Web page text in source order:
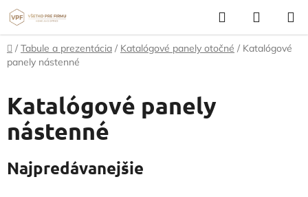
Prejsť
na
obsah
Hľadať
KOŠÍK
Domov
/ Tabule a prezentácia / Katalógové panely otočné / Katalógové
panely nástenné
Katalógové panely
nástenné
Najpredávanejšie